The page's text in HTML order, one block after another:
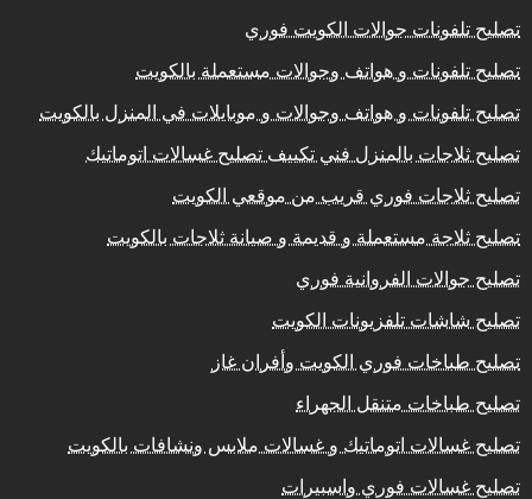
تصليح تلفونات جوالات الكويت فوري
تصليح تلفونات و هواتف وجوالات مستعملة بالكويت
تصليح تلفونات و هواتف وجوالات و موبايلات في المنزل بالكويت
تصليح ثلاجات بالمنزل فني تكييف تصليح غسالات اتوماتيك
تصليح ثلاجات فوري قريب من موقعي الكويت
تصليح ثلاجة مستعملة و قديمة و صيانة ثلاجات بالكويت
تصليح جوالات الفروانية فوري
تصليح شاشات تلفزيونات الكويت
تصليح طباخات فوري الكويت وأفران غاز
تصليح طباخات متنقل الجهراء
تصليح غسالات اتوماتيك و غسالات ملابس ونشافات بالكويت
تصليح غسالات فوري واسبيرات